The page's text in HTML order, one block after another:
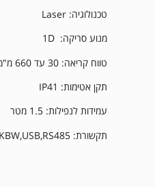
טכנולוגיה: Laser
מנוע סריקה: 1D
טווח קריאה: 30 עד 660 מ"מ
תקן אטימות: IP41
עמידות לנפילות: 1.5 מטר
תקשורת: RS232,KBW,USB,RS485